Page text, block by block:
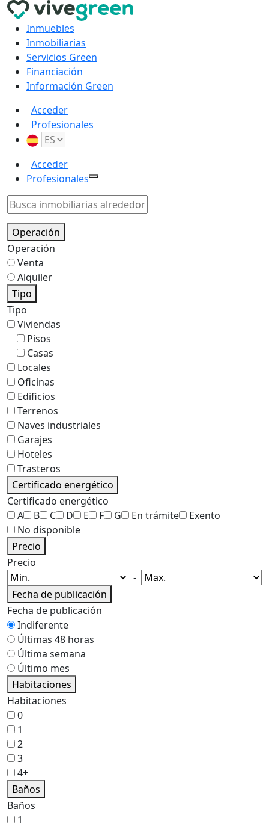
Inmuebles
Inmobiliarias
Servicios Green
Financiación
Información Green
Acceder
Profesionales
Acceder
Profesionales
Operación
Operación
Venta
Alquiler
Tipo
Tipo
Viviendas
Pisos
Casas
Locales
Oficinas
Edificios
Terrenos
Naves industriales
Garajes
Hoteles
Trasteros
Certificado energético
Certificado energético
A
B C D E F G En trámite
Exento
No disponible
Precio
Precio
-
Fecha de publicación
Fecha de publicación
Indiferente
Últimas 48 horas
Última semana
Último mes
Habitaciones
Habitaciones
0
1
2
3
4+
Baños
Baños
1